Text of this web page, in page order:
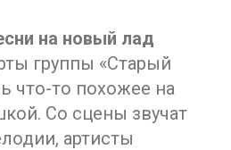
на новый лад
группы «Старый
что-то похожее на
Со сцены звучат
артисты